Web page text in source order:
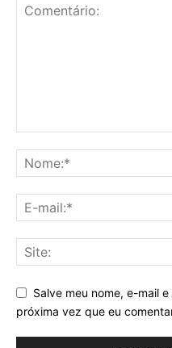
Salve meu nome, e-mail
próxima vez que eu